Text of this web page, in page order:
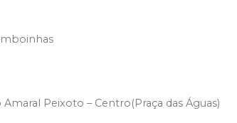
Peixoto – Centro(Praça das Águas)